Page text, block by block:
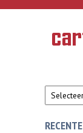
Overslaan en naar de
van de